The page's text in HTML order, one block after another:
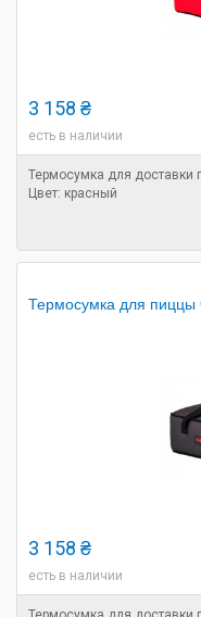
3 158 ₴
есть в наличии
Термосумка для доставки
Цвет: красный
Термосумка для пиццы
3 158 ₴
есть в наличии